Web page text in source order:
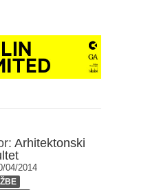
Arhitektonski
04/2014